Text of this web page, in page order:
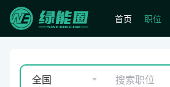
首页 职位
全国